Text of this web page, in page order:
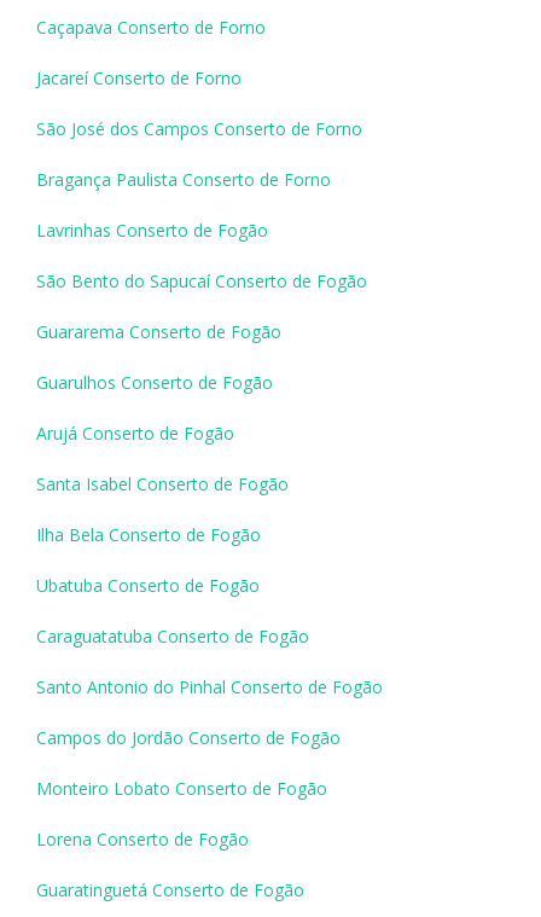
Caçapava Conserto de Forno
Jacareí Conserto de Forno
São José dos Campos Conserto de Forno
Bragança Paulista Conserto de Forno
Lavrinhas Conserto de Fogão
São Bento do Sapucaí Conserto de Fogão
Guararema Conserto de Fogão
Guarulhos Conserto de Fogão
Arujá Conserto de Fogão
Santa Isabel Conserto de Fogão
Ilha Bela Conserto de Fogão
Ubatuba Conserto de Fogão
Caraguatatuba Conserto de Fogão
Santo Antonio do Pinhal Conserto de Fogão
Campos do Jordão Conserto de Fogão
Monteiro Lobato Conserto de Fogão
Lorena Conserto de Fogão
Guaratinguetá Conserto de Fogão